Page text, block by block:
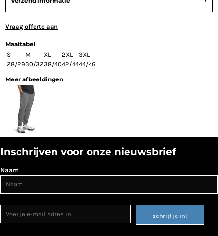
Vraag offerte aan
Maattabel
S
M XL 2XL
3XL
28/2930/3238/4042/4444/46
Meer afbeeldingen
Inschrijven voor onze nieuwsbrief
Naam
schrijf je in!